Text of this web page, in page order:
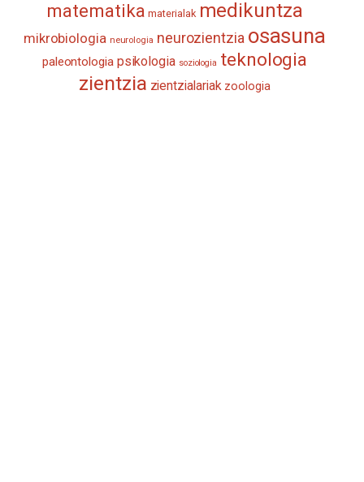
matematika materialak medikuntza
mikrobiologia neurologia neurozientzia osasuna
paleontologia psikologia soziologia teknologia
zientzia zientzialariak zoologia